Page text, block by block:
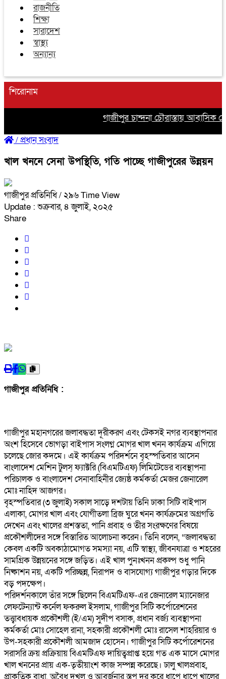
রাজনীতি
শিক্ষা
সারাদেশ
স্বাস্থ্য
অন্যান্য
শিরোনাম
গাজীপুর চান্দনা চৌরাস্তায় আবাসিক
/প্রধান সংবাদ
‎খাল খননে সেনা উপস্থিতি, গতি পাচ্ছে গাজীপুরের উন্নয়ন
গাজীপুর প্রতিনিধি/ ২৯৬ Time View
Update : শুক্রবার, ৪ জুলাই, ২০২৫
Share
গাজীপুর প্রতিনিধি :
গাজীপুর মহানগরের জলাবদ্ধতা দূরীকরণ এবং টেকসই নগর ব্যবস্থাপনার
অংশ হিসেবে ভোগড়া বাইপাস সংলগ্ন মোগর খাল খনন কার্যক্রম এগিয়ে
চলেছে জোর কদমে। এই কার্যক্রম পরিদর্শনে বৃহস্পতিবার আসেন
বাংলাদেশ মেশিন টুলস্ ফ্যাক্টরি (বিএমটিএফ) লিমিটেডের ব্যবস্থাপনা
পরিচালক ও বাংলাদেশ সেনাবাহিনীর জ্যেষ্ঠ কর্মকর্তা মেজর জেনারেল
মোঃ নাহিদ আজগর।
‎‎বৃহস্পতিবার (৩ জুলাই) সকাল সাড়ে দশটায় তিনি ঢাকা সিটি বাইপাস
এলাকা, মোগর খাল এবং যোগীতলা ব্রিজ ঘুরে খনন কার্যক্রমের অগ্রগতি
দেখেন এবং খালের প্রশস্ততা, পানি প্রবাহ ও তীর সংরক্ষণের বিষয়ে
প্রকৌশলীদের সঙ্গে বিস্তারিত আলোচনা করেন। তিনি বলেন, “জলাবদ্ধতা
কেবল একটি অবকাঠামোগত সমস্যা নয়, এটি স্বাস্থ্য, জীবনযাত্রা ও শহরের
সামগ্রিক উন্নয়নের সঙ্গে জড়িত। এই খাল পুনঃখনন প্রকল্প শুধু পানি
নিষ্কাশন নয়, একটি পরিচ্ছন্ন, নিরাপদ ও বাসযোগ্য গাজীপুর গড়ার দিকে
বড় পদক্ষেপ।
‎পরিদর্শনকালে তাঁর সঙ্গে ছিলেন বিএমটিএফ-এর জেনারেল ম্যানেজার
লেফটেন্যান্ট কর্নেল ফকরুল ইসলাম, গাজীপুর সিটি কর্পোরেশনের
তত্ত্বাবধায়ক প্রকৌশলী (ই/এম) সুদীপ বসাক, প্রধান বর্জ্য ব্যবস্থাপনা
কর্মকর্তা মোঃ সোহেল রানা, সহকারী প্রকৌশলী মোঃ রাসেল শাহরিয়ার ও
উপ-সহকারী প্রকৌশলী আমজাদ হোসেন। ‎গাজীপুর সিটি কর্পোরেশনের
সরাসরি ক্রয় প্রক্রিয়ায় বিএমটিএফ দায়িত্বপ্রাপ্ত হয়ে গত এক মাসে মোগর
খাল খননের প্রায় এক-তৃতীয়াংশ কাজ সম্পন্ন করেছে। ঢালু খালপ্রবাহ,
প্রাকৃতিক বাধা, অবৈধ দখল ও আবর্জনার স্তূপ দূর করে ধাপে ধাপে খালের